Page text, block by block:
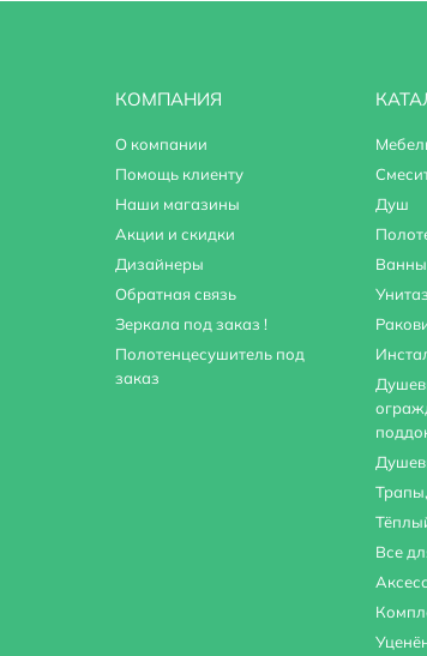
КОМПАНИЯ
О компании
Помощь клиенту
Наши магазины
Акции и скидки
Дизайнеры
Обратная связь
Зеркала под заказ !
Полотенцесушитель под
заказ
Душ
Ванны
Все